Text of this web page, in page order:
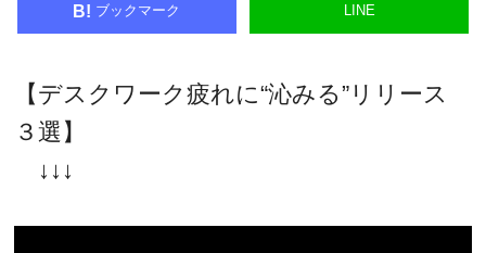
B! ブックマーク LINE
【デスクワーク疲れに“沁みる”リリース
３選】
↓↓↓